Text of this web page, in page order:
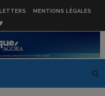
MENTIONS LÉGALES